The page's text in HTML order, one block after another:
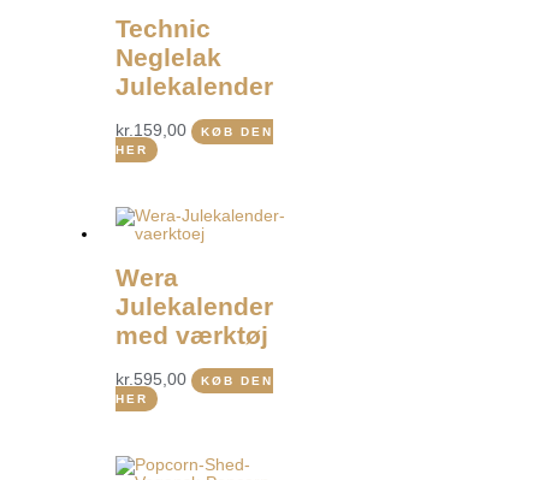
Technic
Neglelak
Julekalender
kr.159,00
KØB DEN
HER
Wera
Julekalender
med værktøj
kr.595,00
KØB DEN
HER